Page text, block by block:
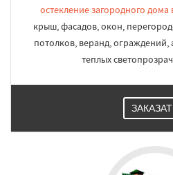
остекление загородного
крыш, фасадов, окон,
потолков, веранд, ограждений,
теплых